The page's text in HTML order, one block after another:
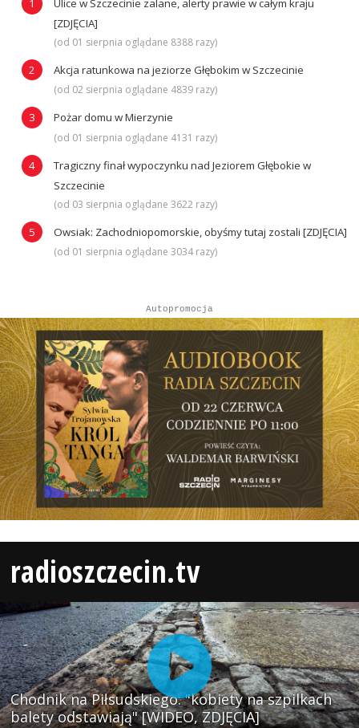
Ulice w Szczecinie zalane, alerty prawie w całym kraju
[ZDJĘCIA]
(od 01 sierpnia oglądane 8388 razy)
Akcja ratunkowa na jeziorze Głębokim w Szczecinie
(od 02 sierpnia oglądane 4839 razy)
Pożar domu w Mierzynie
(od 01 sierpnia oglądane 4131 razy)
Tragiczny finał wypoczynku nad Jeziorem Głębokie w
Szczecinie
(od 03 sierpnia oglądane 3622 razy)
Owsiak: Zachodniopomorskie, obyśmy tutaj zostali [ZDJĘCIA]
(od 01 sierpnia oglądane 3034 razy)
Autopromocja
radioszczecin.tv
Chodnik na Piłsudskiego: "kobiety na szpilkach
balety odstawiają" [WIDEO, ZDJĘCIA]